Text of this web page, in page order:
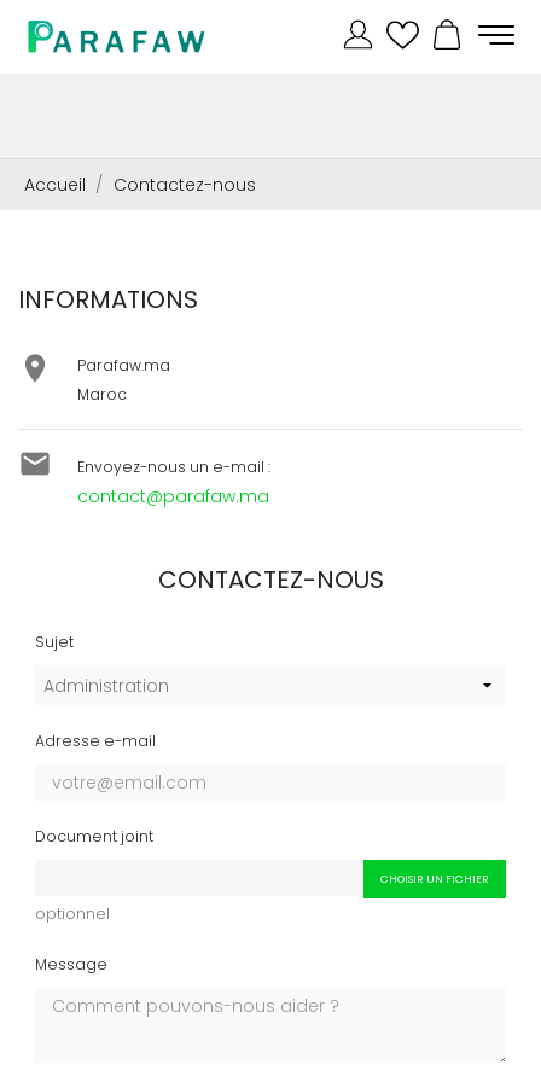
Accueil Contactez-nous
INFORMATIONS

Parafaw.ma
Maroc
 Envoyez-nous un e-mail :
contact@parafaw.ma
CONTACTEZ-NOUS
Sujet
Adresse e-mail
Document joint
CHOISIR UN FICHIER
optionnel
Message